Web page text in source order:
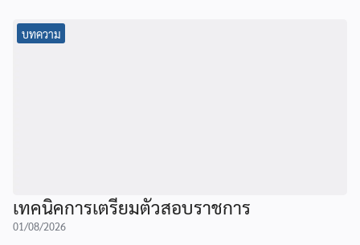
บทความ
เทคนิคการเตรียมตัวสอบราชการ
01/08/2026